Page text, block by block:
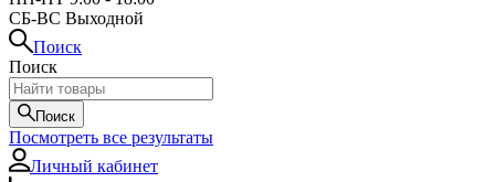
СБ-ВС Выходной
Поиск
Поиск
Поиск
Посмотреть все результаты
Личный кабинет